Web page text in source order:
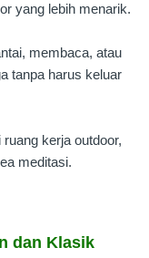
yang lebih menarik.
membaca, atau
tanpa harus keluar
kerja outdoor,
meditasi.
dan Klasik